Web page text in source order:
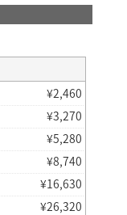
¥2,460
¥3,270
¥5,280
¥8,740
¥16,630
¥26,320